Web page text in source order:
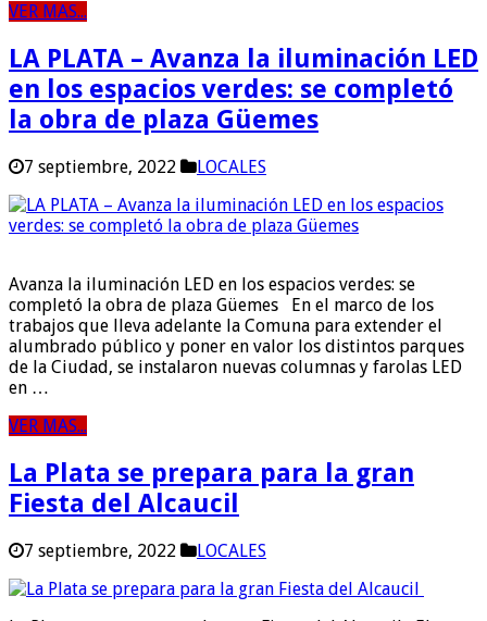
VER MAS...
LA PLATA – Avanza la iluminación LED
en los espacios verdes: se completó
la obra de plaza Güemes
7 septiembre, 2022 LOCALES
Avanza la iluminación LED en los espacios verdes: se
completó la obra de plaza Güemes En el marco de los
trabajos que lleva adelante la Comuna para extender el
alumbrado público y poner en valor los distintos parques
de la Ciudad, se instalaron nuevas columnas y farolas LED
en …
VER MAS...
La Plata se prepara para la gran
Fiesta del Alcaucil
7 septiembre, 2022 LOCALES